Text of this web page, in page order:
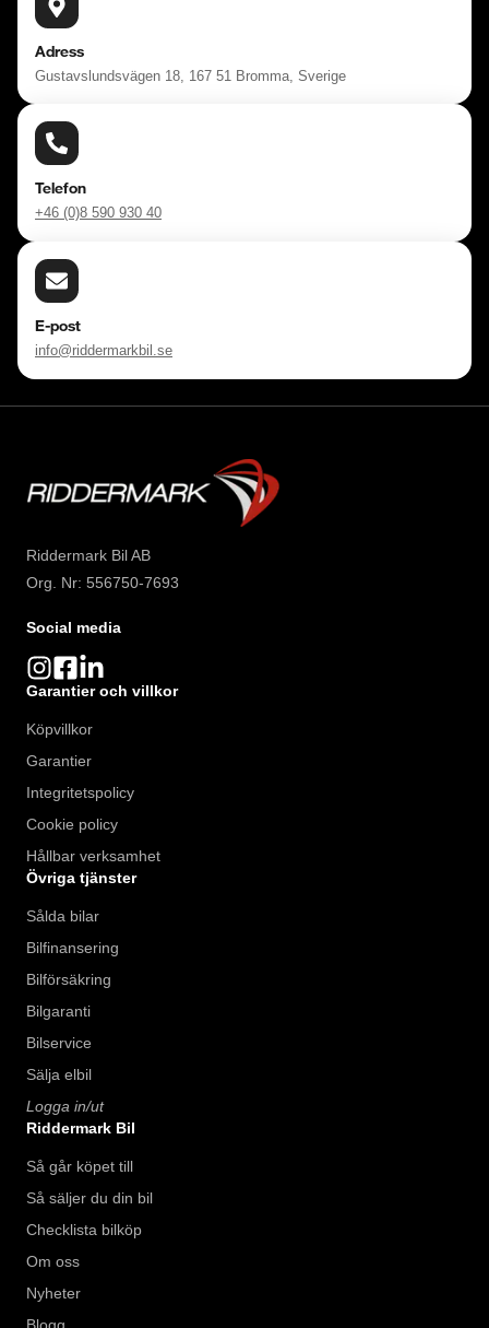
Adress
Gustavslundsvägen 18, 167 51 Bromma, Sverige
Telefon
+46 (0)8 590 930 40
E-post
info@riddermarkbil.se
Riddermark Bil AB
Org. Nr: 556750-7693
Social media
Garantier och villkor
Köpvillkor
Garantier
Integritetspolicy
Cookie policy
Hållbar verksamhet
Övriga tjänster
Sålda bilar
Bilfinansering
Bilförsäkring
Bilgaranti
Bilservice
Sälja elbil
Logga in/ut
Riddermark Bil
Så går köpet till
Så säljer du din bil
Checklista bilköp
Om oss
Nyheter